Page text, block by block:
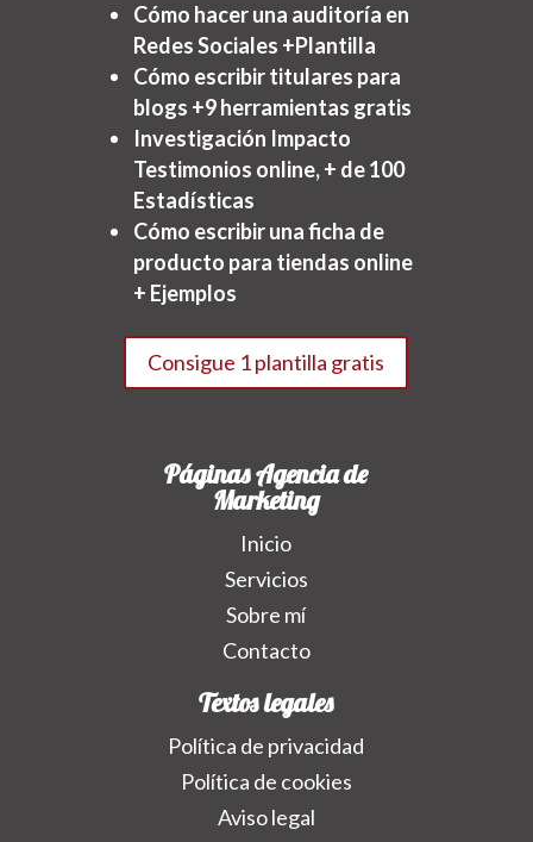
Cómo hacer una auditoría en
Redes Sociales +Plantilla
Cómo escribir titulares para
blogs +9 herramientas gratis
Investigación Impacto
Testimonios online, + de 100
Estadísticas
Cómo escribir una ficha de
producto para tiendas online
+ Ejemplos
Consigue 1 plantilla gratis
Páginas Agencia de
Marketing
Inicio
Servicios
Sobre mí
Contacto
Textos legales
Política de privacidad
Política de cookies
Aviso legal